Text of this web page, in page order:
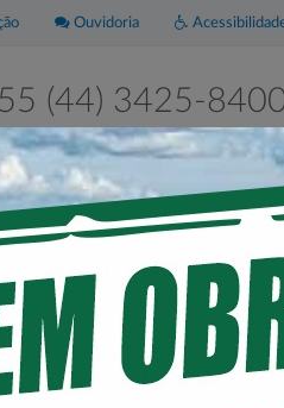
Ouvidoria
(44) 3425-
8h às 11h30 e das 13h às 17h30
Portal da
Transparência